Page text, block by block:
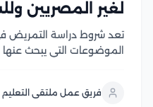
لغير المصريين
تعد شروط دراسة التمريض
الموضوعات التي يبحث
باعتراف واسع في العديد
فريق عمل ملتقى